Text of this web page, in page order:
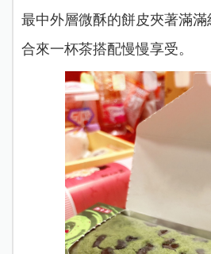
最中外層微酥的餅皮夾著滿
合來一杯茶搭配慢慢享受。